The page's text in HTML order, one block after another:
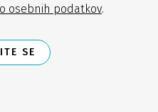
osebnih podatkov.
SE